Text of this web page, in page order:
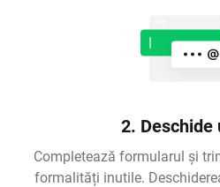
2. Deschide
Completează formularul și
formalități inutile.